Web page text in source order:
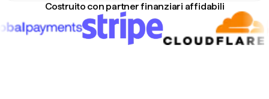
Costruito con partner finanziari affidabili